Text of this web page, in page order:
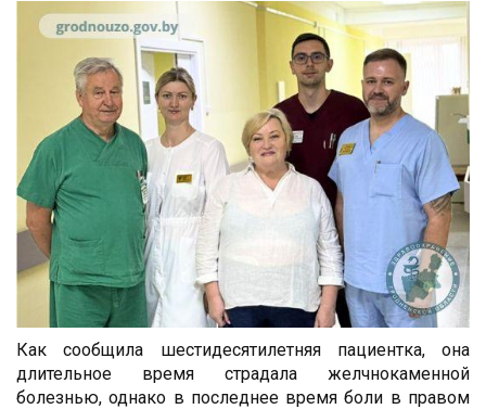
Как сообщила шестидесятилетняя пациентка, она
длительное время страдала желчнокаменной
болезнью, однако в последнее время боли в правом